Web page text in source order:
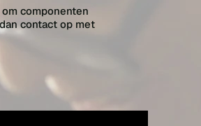
componenten
contact op met